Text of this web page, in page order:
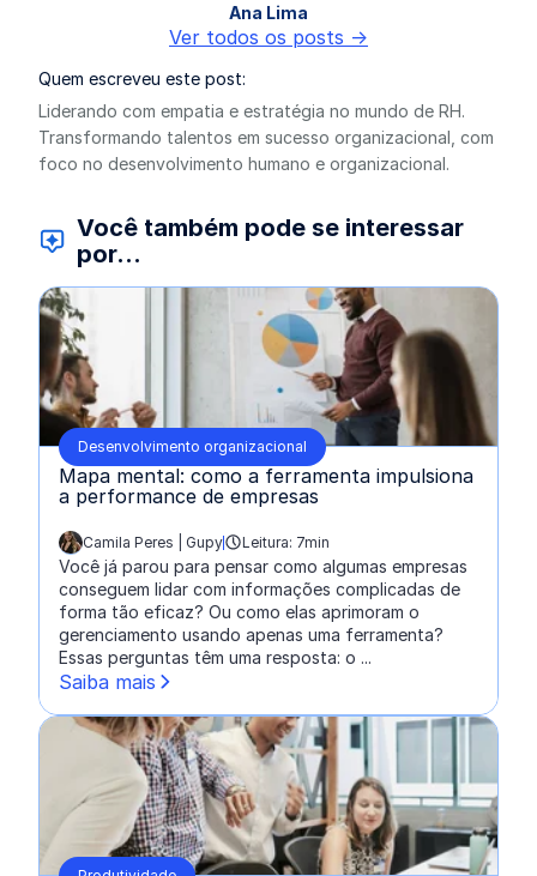
Ana Lima
Ver todos os posts ->
Quem escreveu este post:
Liderando com empatia e estratégia no mundo de RH.
Transformando talentos em sucesso organizacional, com
foco no desenvolvimento humano e organizacional.
Você também pode se interessar
por...
Desenvolvimento organizacional
Mapa mental: como a ferramenta impulsiona
a performance de empresas
escrito por:
Camila Peres | Gupy Leitura: 7min
Você já parou para pensar como algumas empresas
conseguem lidar com informações complicadas de
forma tão eficaz? Ou como elas aprimoram o
gerenciamento usando apenas uma ferramenta?
Essas perguntas têm uma resposta: o ...
Saiba mais